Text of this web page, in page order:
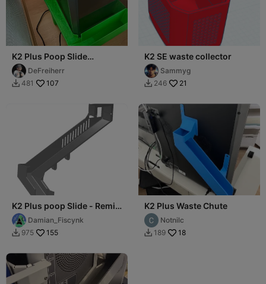
K2 Plus Poop Slide
MODULAR WASTE CHUTE
SYSTEMDeFreiherr
 481 107
K2 SE waste collector
Sammyg
 246 21
K2 Plus poop Slide - Remix
@Scratch 3DPrinting
Damian_Fiscynk
 975 155
K2 Plus Waste Chute
Notnilc
 189 18